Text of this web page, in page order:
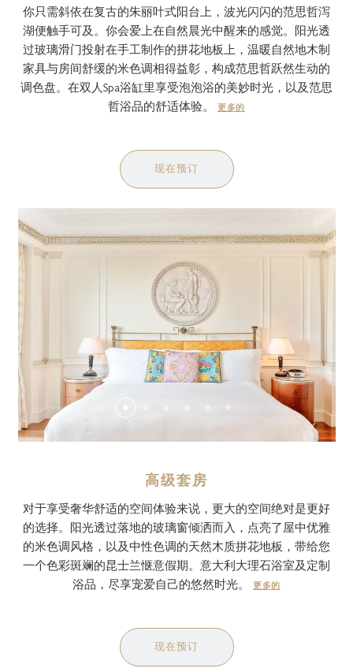
你只需斜依在复古的朱丽叶式阳台上，波光闪闪的范思哲泻
湖便触手可及。你会爱上在自然晨光中醒来的感觉。阳光透
过玻璃滑门投射在手工制作的拼花地板上，温暖自然地木制
家具与房间舒缓的米色调相得益彰，构成范思哲跃然生动的
调色盘。在双人Spa浴缸里享受泡泡浴的美妙时光，以及范思
哲浴品的舒适体验。
更多的
现在预订
高级套房
对于享受奢华舒适的空间体验来说，更大的空间绝对是更好
的选择。阳光透过落地的玻璃窗倾洒而入，点亮了屋中优雅
的米色调风格，以及中性色调的天然木质拼花地板，带给您
一个色彩斑斓的昆士兰惬意假期。意大利大理石浴室及定制
浴品，尽享宠爱自己的悠然时光。
更多的
现在预订